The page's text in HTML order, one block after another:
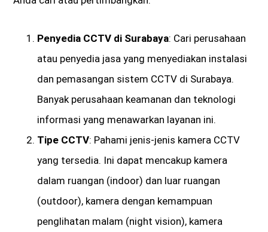
Penyedia CCTV di Surabaya: Cari perusahaan
atau penyedia jasa yang menyediakan instalasi
dan pemasangan sistem CCTV di Surabaya.
Banyak perusahaan keamanan dan teknologi
informasi yang menawarkan layanan ini.
Tipe CCTV: Pahami jenis-jenis kamera CCTV
yang tersedia. Ini dapat mencakup kamera
dalam ruangan (indoor) dan luar ruangan
(outdoor), kamera dengan kemampuan
penglihatan malam (night vision), kamera